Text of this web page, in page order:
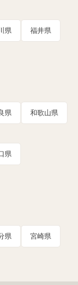
県 福井県
県 和歌山県
県
県 宮崎県